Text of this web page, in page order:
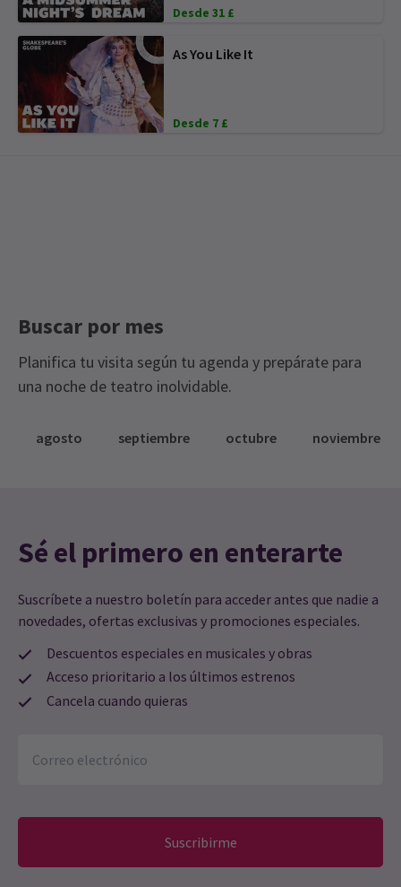
Desde 31 £
As You Like It
Desde 7 £
Buscar por mes
Planifica tu visita según tu agenda y prepárate para
una noche de teatro inolvidable.
agosto septiembre octubre noviembre
Sé el primero en enterarte
Suscríbete a nuestro boletín para acceder antes que nadie a
novedades, ofertas exclusivas y promociones especiales.
Descuentos especiales en musicales y obras
Acceso prioritario a los últimos estrenos
Cancela cuando quieras
Suscribirme